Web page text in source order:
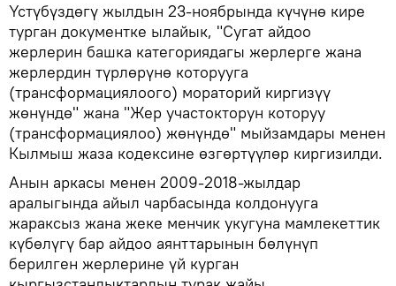
Үстүбүздөгү жылдын 23-ноябрында күчүнө кире
турган документке ылайык, "Сугат айдоо
жерлерин башка категориядагы жерлерге жана
жерлердин түрлөрүнө которууга
(трансформациялоого) мораторий киргизүү
жөнүндө" жана "Жер участокторун которуу
(трансформациялоо) жөнүндө" мыйзамдары менен
Кылмыш жаза кодексине өзгөртүүлөр киргизилди.
Анын аркасы менен 2009-2018-жылдар
аралыгында айыл чарбасында колдонууга
жараксыз жана жеке менчик укугуна мамлекеттик
күбөлүгү бар айдоо аянттарынын бөлүнүп
берилген жерлерине үй курган